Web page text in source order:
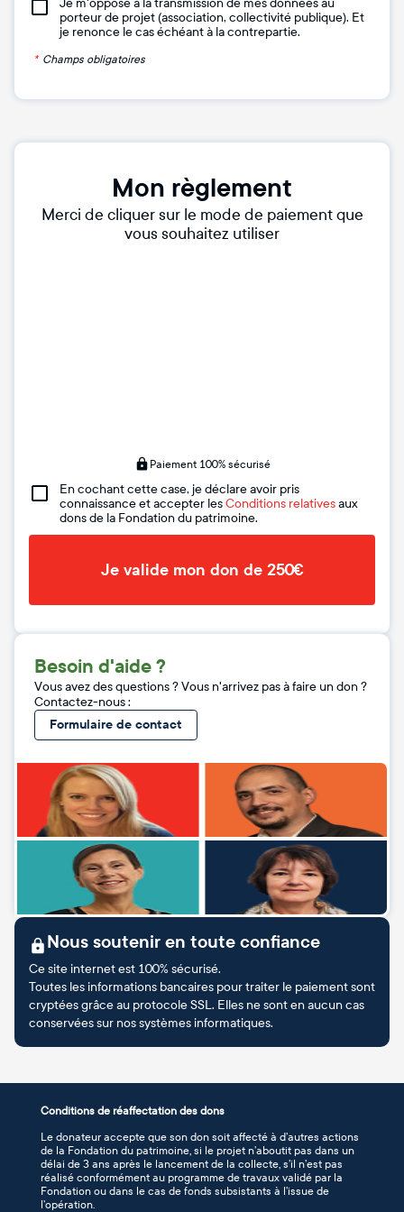
Je m'oppose à la transmission de mes données au
porteur de projet (association, collectivité publique). Et
je renonce le cas échéant à la contrepartie.
* Champs obligatoires
Mon règlement
Merci de cliquer sur le mode de paiement que
vous souhaitez utiliser
Paiement 100% sécurisé
En cochant cette case, je déclare avoir pris
connaissance et accepter lesConditions relativesaux
dons de la Fondation du patrimoine.
Je valide mon don de 250€
Besoin d'aide ?
Vous avez des questions ? Vous n'arrivez pas à faire un don ?
Contactez-nous :
Formulaire de contact
Nous soutenir en toute confiance
Ce site internet est 100% sécurisé.
Toutes les informations bancaires pour traiter le paiement sont
cryptées grâce au protocole SSL. Elles ne sont en aucun cas
conservées sur nos systèmes informatiques.
Conditions de réaffectation des dons
Le donateur accepte que son don soit affecté à d’autres actions
de la Fondation du patrimoine, si le projet n’aboutit pas dans un
délai de 3 ans après le lancement de la collecte, s’il n’est pas
réalisé conformément au programme de travaux validé par la
Fondation ou dans le cas de fonds subsistants à l’issue de
l’opération.